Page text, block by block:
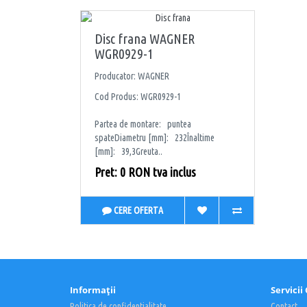
Disc frana WAGNER
WGR0929-1
Producator: WAGNER
Cod Produs: WGR0929-1
Partea de montare: puntea
spateDiametru [mm]: 232Înaltime
[mm]: 39,3Greuta..
Pret: 0 RON tva inclus
CERE OFERTA
Informaţii Servicii